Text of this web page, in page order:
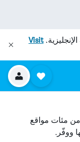
Visit
من مئات مواقع